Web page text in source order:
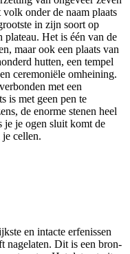
onder de naam plaats
in zijn soort op
plateau. Het is één van de
maar ook een plaats van
hutten, een tempel
ceremoniële omheining.
met een
is met geen pen te
de enorme stenen heel
je je ogen sluit komt de
cellen.
en intacte erfenissen
nagelaten. Dit is een bron-